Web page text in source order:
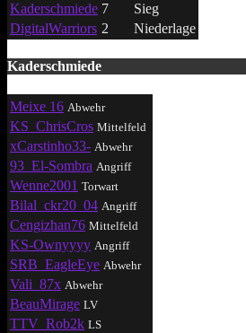
Kaderschmiede 7
Sieg
DigitalWarriors 2 Niederlage
Kaderschmiede
Meixe 16 Abwehr
KS_ChrisCros Mittelfeld
xCarstinho33- Abwehr
93_El-Sombra Angriff
Wenne2001 Torwart
Bilal_ckr20_04 Angriff
Cengizhan76 Mittelfeld
KS-Ownyyyy Angriff
SRB_EagleEye Abwehr
Vali_87x Abwehr
BeauMirage LV
TTV_Rob2k LS